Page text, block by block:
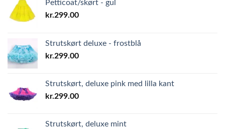
Petticoat/skørt - gul
kr.299.00
Strutskørt deluxe - frostblå
kr.299.00
Strutskørt, deluxe pink med lilla kant
kr.299.00
Strutskørt, deluxe mint